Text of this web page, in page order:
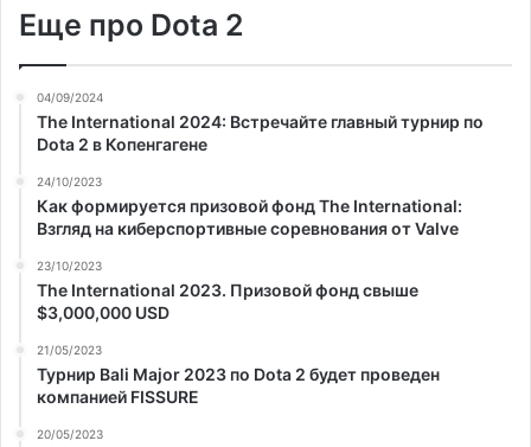
Еще про Dota 2
04/09/2024
The International 2024: Встречайте главный турнир по
Dota 2 в Копенгагене
24/10/2023
Как формируется призовой фонд The International:
Взгляд на киберспортивные соревнования от Valve
23/10/2023
The International 2023. Призовой фонд свыше
$3,000,000 USD
21/05/2023
Турнир Bali Major 2023 по Dota 2 будет проведен
компанией FISSURE
20/05/2023